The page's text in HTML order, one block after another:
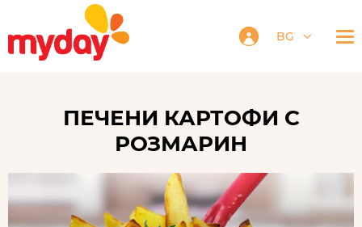
BG
ПЕЧЕНИ КАРТОФИ С
РОЗМАРИН